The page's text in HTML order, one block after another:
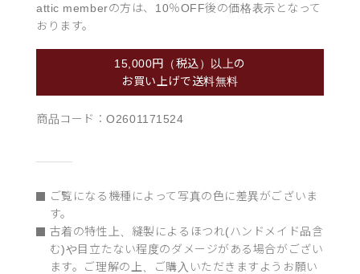
attic memberの方は、10％OFF後の価格表示となって
おります。
15,000円（税込）以上の
お買い上げで送料無料
商品コード：O2601171524
ご覧になる機種によって写真の色に差異がございま
す。
古着の特性上、縫製によるほつれ(ハンドメイド品含
む)や目立たない程度のダメージがある場合がござい
ます。ご理解の上、ご購入いただきますようお願い